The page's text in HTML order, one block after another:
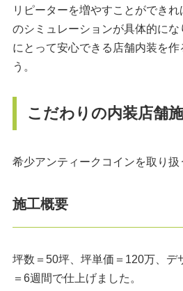
リピーターを増やすことができ
のシミュレーションが具体的に
にとって安心できる店舗内装を作
う。
こだわりの内装店舗
希少アンティークコインを取り扱
施工概要
坪数＝50坪、坪単価＝120万、デ
＝6週間で仕上げました。